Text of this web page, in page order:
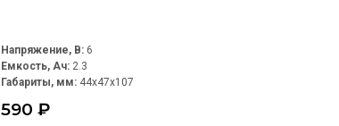
Напряжение, В: 6
Емкость, Ач: 2.3
Габариты, мм: 44x47x107
590 ₽